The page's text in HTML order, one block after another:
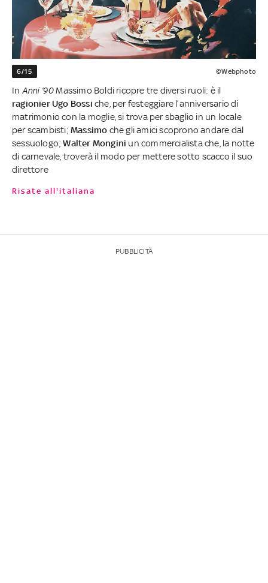
6/15 ©Webphoto
In Anni ’90Massimo Boldi ricopre tre diversi ruoli: è il
ragionier Ugo Bossi che, per festeggiare l’anniversario di
matrimonio con la moglie, si trova per sbaglio in un locale
per scambisti; Massimo che gli amici scoprono andare dal
sessuologo;Walter Mongini un commercialista che, la notte
di carnevale, troverà il modo per mettere sotto scacco il suo
direttore
Risate all'italiana
PUBBLICITÀ